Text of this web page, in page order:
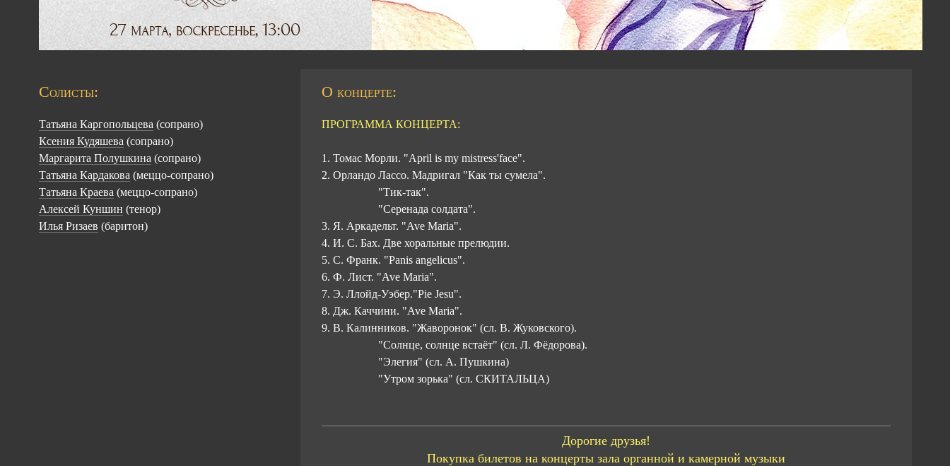
Солисты:
Татьяна Каргопольцева (сопрано)
Ксения Кудяшева (сопрано)
Маргарита Полушкина (сопрано)
Татьяна Кардакова (меццо-сопрано)
Татьяна Краева (меццо-сопрано)
Алексей Куншин (тенор)
Илья Ризаев (баритон)
О концерте:
ПРОГРАММА КОНЦЕРТА:
1. Томас Морли. "April is my mistress'face".
2. Орландо Лассо. Мадригал "Как ты сумела".
"Тик-так".
"Серенада солдата".
3. Я. Аркадельт. "Ave Maria".
4. И. С. Бах. Две хоральные прелюдии.
5. С. Франк. "Panis angelicus".
6. Ф. Лист. "Ave Maria".
7. Э. Ллойд-Уэбер."Pie Jesu".
8. Дж. Каччини. "Ave Maria".
9. В. Калинников. "Жаворонок" (сл. В. Жуковского).
"Солнце, солнце встаёт" (сл. Л. Фёдорова).
"Элегия" (сл. А. Пушкина)
"Утром зорька" (сл. СКИТАЛЬЦА)
Дорогие друзья!
Покупка билетов на концерты зала органной и камерной музыки